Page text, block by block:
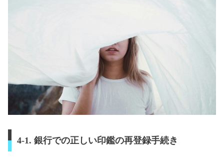
4-1. 銀行での正しい印鑑の再登録手続き